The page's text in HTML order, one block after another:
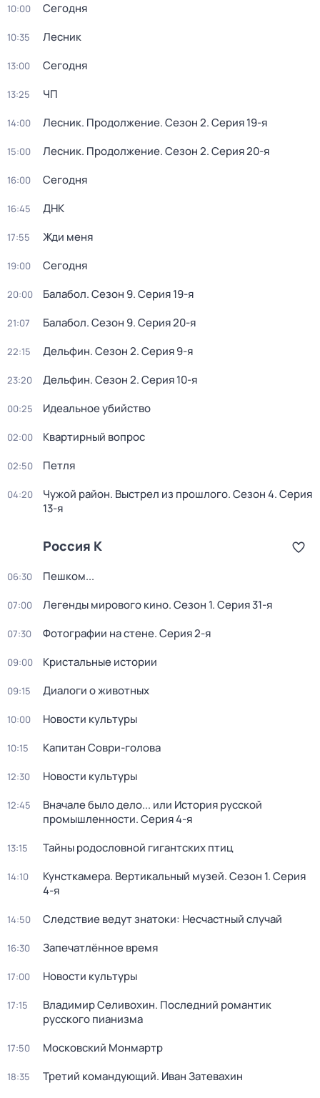
10:00 Сегодня
10:35 Лесник
13:00 Сегодня
13:25 ЧП
14:00 Лесник. Продолжение. Сезон 2. Серия 19-я
15:00 Лесник. Продолжение. Сезон 2. Серия 20-я
16:00 Сегодня
16:45 ДНК
17:55 Жди меня
19:00 Сегодня
20:00 Балабол. Сезон 9. Серия 19-я
21:07 Балабол. Сезон 9. Серия 20-я
22:15 Дельфин. Сезон 2. Серия 9-я
23:20 Дельфин. Сезон 2. Серия 10-я
00:25 Идеальное убийство
02:00 Квартирный вопрос
02:50 Петля
04:20 Чужой район. Выстрел из прошлого. Сезон 4. Серия
13-я
Россия К
06:30 Пешком...
07:00 Легенды мирового кино. Сезон 1. Серия 31-я
07:30 Фотографии на стене. Серия 2-я
09:00 Кристальные истории
09:15 Диалоги о животных
10:00 Новости культуры
10:15 Капитан Соври-голова
12:30 Новости культуры
12:45
Вначале было дело... или История русской
промышленности. Серия 4-я
13:15 Тайны родословной гигантских птиц
14:10 Кунсткамера. Вертикальный музей. Сезон 1. Серия
4-я
14:50 Следствие ведут знатоки: Несчастный случай
16:30 Запечатлённое время
17:00 Новости культуры
17:15
Владимир Селивохин. Последний романтик
русского пианизма
17:50 Московский Монмартр
18:35 Третий командующий. Иван Затевахин